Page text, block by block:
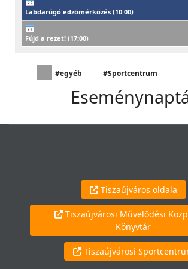
Labdarúgó edzőmérkőzés (10:00)
Fújd a rezet! (17:00)
#egyéb #Sportcentrum
Tiszaújváros oldala
Tiszaújvárosi Művelődési
Könyvtár
Tiszaújvárosi